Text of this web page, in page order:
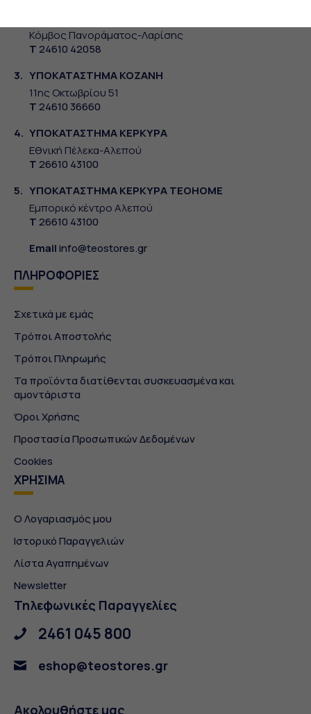
Κόμβος Πανοράματος-Λαρίσης
Τ24610 42058
3. ΥΠΟΚΑΤΑΣΤΗΜΑ ΚΟΖΑΝΗ
11ης Οκτωβρίου 51
Τ24610 36660
4. ΥΠΟΚΑΤΑΣΤΗΜΑ ΚΕΡΚΥΡΑ
Εθνική Πέλεκα-Αλεπού
Τ26610 43100
5. ΥΠΟΚΑΤΑΣΤΗΜΑ ΚΕΡΚΥΡΑ TEOHOME
Εμπορικό κέντρο Αλεπού
Τ26610 43100
Emailinfo@teostores.gr
ΠΛΗΡΟΦΟΡΙΕΣ
Σχετικά με εμάς
Τρόποι Αποστολής
Τρόποι Πληρωμής
Τα προϊόντα διατίθενται συσκευασμένα και
αμοντάριστα
Όροι Χρήσης
Προστασία Προσωπικών Δεδομένων
Cookies
ΧΡΗΣΙΜΑ
Ο Λογαριασμός μου
Ιστορικό Παραγγελιών
Λίστα Αγαπημένων
Newsletter
Τηλεφωνικές Παραγγελίες
2461 045 800
eshop@teostores.gr
Ακολουθήστε μας